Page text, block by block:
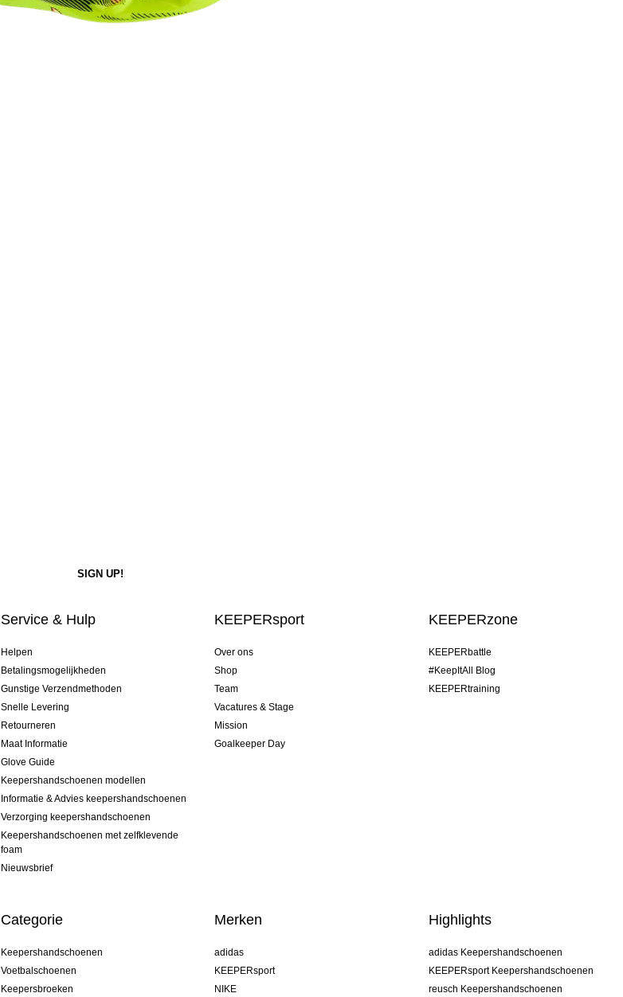
Service & Hulp
Helpen
Betalingsmogelijkheden
Gunstige Verzendmethoden
Snelle Levering
Retourneren
Maat Informatie
Glove Guide
Keepershandschoenen modellen
Informatie & Advies keepershandschoenen
Verzorging keepershandschoenen
Keepershandschoenen met zelfklevende
foam
Nieuwsbrief
KEEPERsport
Over ons
Shop
Team
Vacatures & Stage
Mission
Goalkeeper Day
KEEPERzone
KEEPERbattle
#KeepItAll Blog
KEEPERtraining
Categorie
Keepershandschoenen
Voetbalschoenen
Keepersbroeken
Merken
adidas
KEEPERsport
NIKE
Highlights
adidas Keepershandschoenen
KEEPERsport Keepershandschoenen
reusch Keepershandschoenen